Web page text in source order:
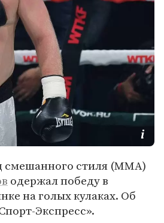
смешанного стиля (MMA)
одержал победу в
на голых кулаках. Об
Экспресс».